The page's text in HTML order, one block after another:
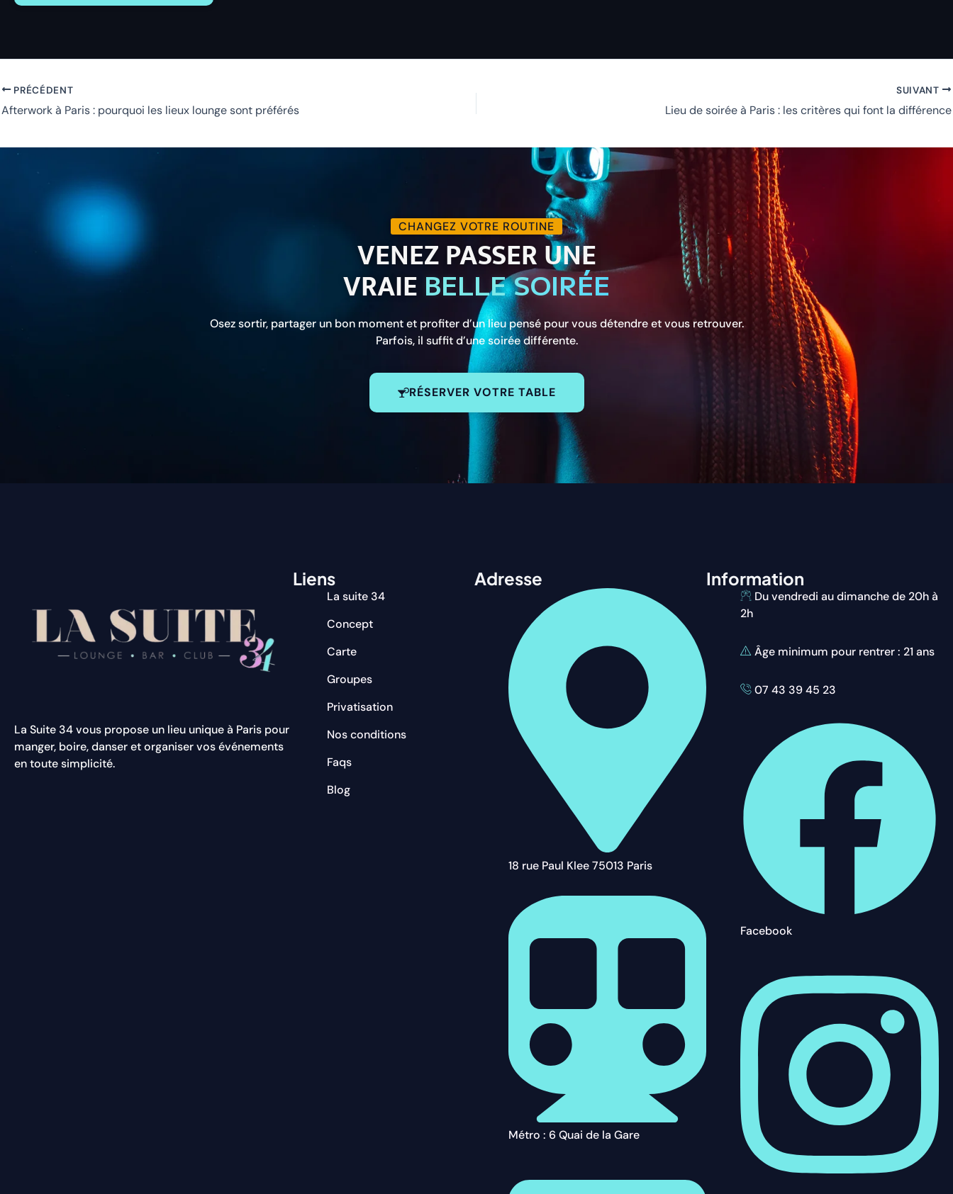
PRÉCÉDENT
Afterwork à Paris : pourquoi les lieux lounge sont préférés
SUIVANT
Lieu de soirée à Paris : les critères qui font la différence
CHANGEZ VOTRE ROUTINE
VENEZ PASSER UNE
VRAIE BELLE SOIRÉE
Osez sortir, partager un bon moment et profiter d’un lieu pensé pour vous détendre et vous retrouver.
Parfois, il suffit d’une soirée différente.
RÉSERVER VOTRE TABLE
La Suite 34 vous propose un lieu unique à Paris pour
manger, boire, danser et organiser vos événements
en toute simplicité.
Liens
La suite 34
Concept
Carte
Groupes
Privatisation
Nos conditions
Faqs
Blog
Adresse
18 rue Paul Klee 75013 Paris
Métro : 6 Quai de la Gare
Information
Du vendredi au dimanche de 20h à
2h
Âge minimum pour rentrer : 21 ans
07 43 39 45 23
Facebook